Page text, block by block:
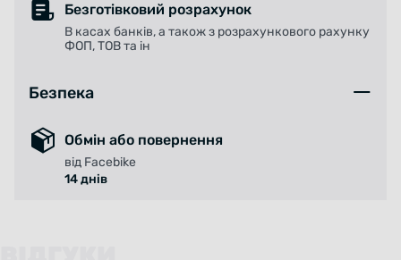
Безготівковий розрахунок
В касах банків, а також з розрахункового рахунку
ФОП, ТОВ та ін
Безпека
Обмін або повернення
від Facebike
14 днів